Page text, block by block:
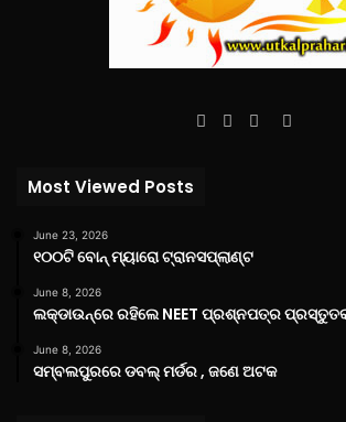
Facebook
TwitterYouTube
Most Viewed Posts
June 23, 2026
୧୦୦ଟି ବୋନ୍ ମ୍ୟାରୋ ଟ୍ରାନସପ୍ଲାଣ୍ଟ
June 8, 2026
ଲକ୍‌ଡାଉନ୍‌ରେ ରହିଲେ NEET ପ୍ରଶ୍ନପତ୍ର
June 8, 2026
ସମ୍ବଲପୁରରେ ଡବଲ୍ ମର୍ଡର , ଜଣେ ଅଟକ